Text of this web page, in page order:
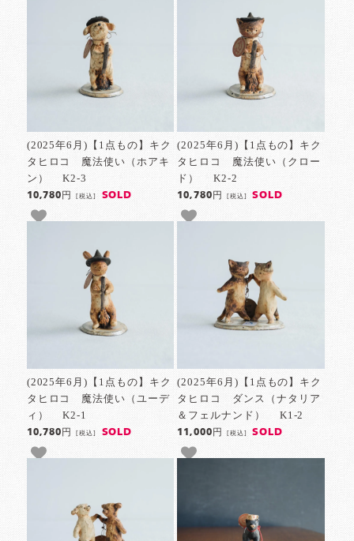
(2025年6月)【1点もの】キク
タヒロコ 魔法使い（ホアキ
ン） K2-3
10,780円[税込] SOLD
(2025年6月)【1点もの】キク
タヒロコ 魔法使い（クロー
ド） K2-2
10,780円 [税込] SOLD
(2025年6月)【1点もの】キク
タヒロコ 魔法使い（ユーデ
ィ） K2-1
10,780円[税込] SOLD
(2025年6月)【1点もの】キク
タヒロコ ダンス（ナタリア
＆フェルナンド） K1-2
11,000円 [税込] SOLD